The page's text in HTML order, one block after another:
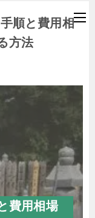
順と費用相
方法
費用相場